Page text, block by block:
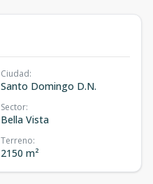
Ciudad:
Santo Domingo D.N.
Sector:
Bella Vista
Terreno:
2150 m²